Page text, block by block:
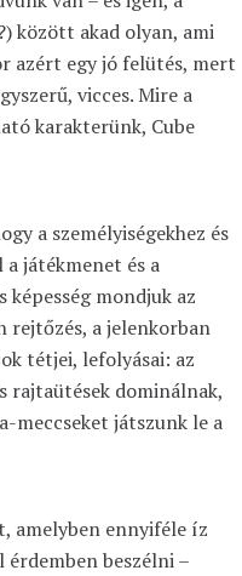
között akad olyan, ami
azért egy jó felütés, mert
vicces. Mire a
karakterünk, Cube
a személyiségekhez és
a játékmenet és a
mondjuk az
rejtőzés, a jelenkorban
tétjei, lefolyásai: az
rajtaütések dominálnak,
meccseket játszunk le a
amelyben ennyiféle íz
beszélni –